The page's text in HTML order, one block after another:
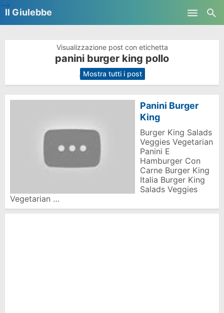
Il Giulebbe
Visualizzazione post con etichetta
panini burger king pollo
. Mostra tutti i post
Panini Burger
King
Burger King Salads
Veggies Vegetarian
Panini E
Hamburger Con
Carne Burger King
Italia Burger King
Salads Veggies
Vegetarian …